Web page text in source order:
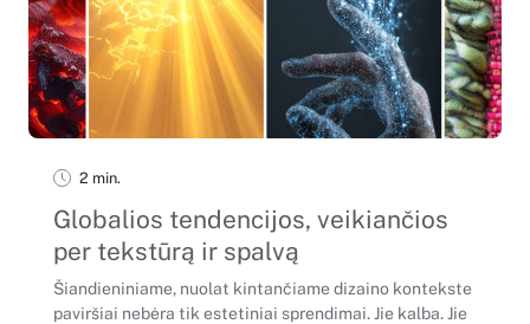
2 min.
Globalios tendencijos, veikiančios
per tekstūrą ir spalvą
Šiandieniniame, nuolat kintančiame dizaino kontekste
paviršiai nebėra tik estetiniai sprendimai. Jie kalba. Jie